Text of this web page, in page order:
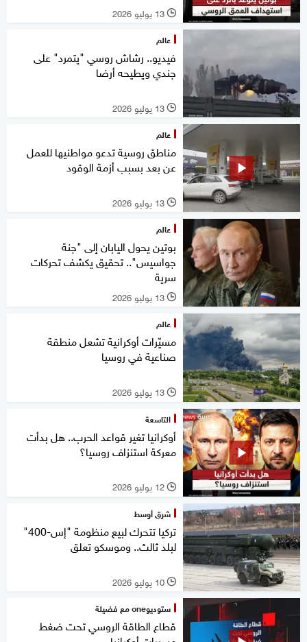
l 13 يوليو 2026
عالم
فيديو.. رشاش روسي "يتمرد" على
جندي ويطيحه أرضا
l 13 يوليو 2026
عالم
مناطق روسية تدعو مواطنيها للعمل
عن بعد بسبب أزمة الوقود
l 13 يوليو 2026
عالم
بوتين يحول اليابان إلى "جنة
جواسيس".. تحقيق يكشف تحركات
سرية
l 13 يوليو 2026
عالم
مسيّرات أوكرانية تشعل منطقة
صناعية في روسيا
l 13 يوليو 2026
التاسعة
أوكرانيا تغير قواعد الحرب.. هل بدأت
معركة استنزاف روسيا؟
l 12 يوليو 2026
شرق أوسط
تركيا تتحرك لبيع منظومة "إس-400"
لبلد ثالث.. وموسكو تعلق
l 10 يوليو 2026
ستوديوone مع فضيلة
قطاع الطاقة الروسي تحت ضغط